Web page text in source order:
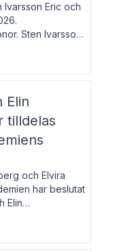
Ivarsson Eric och
Sten Ivarsson,
har han på
Elin
tilldelas
och Elvira
har beslutat
Elin
Akademiens
Priset är
att lyfta fram